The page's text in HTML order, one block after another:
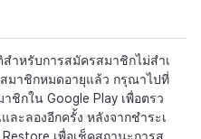
ำหรับการสมัครสมาชิกไม่สำเ
มาชิกหมดอายุแล้ว กรุณาไปที่
ชิกใน Google Play เพื่อตรว
ละลองอีกครั้ง หลังจากชำระเ
เพื่อเช็คสถานะการส